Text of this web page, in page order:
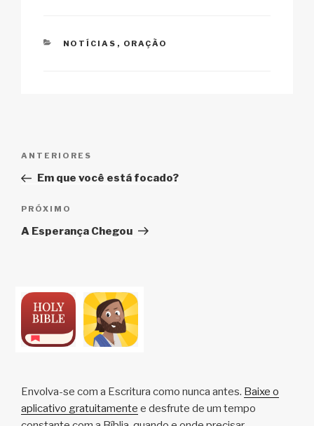
CATEGORIAS
NOTÍCIAS , ORAÇÃO
Post
Post
anterior
ANTERIORES
Em que você está focado?
Próximo
post
PRÓXIMO
A Esperança Chegou
Envolva-se com a Escritura como nunca antes. Baixe o
aplicativo gratuitamente e desfrute de um tempo